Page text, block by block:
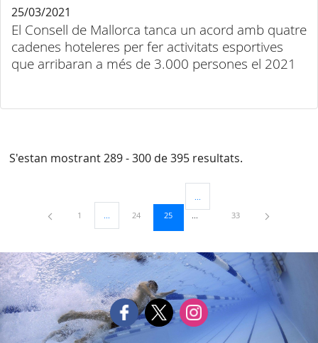
El Consell de Mallorca tanca un acord amb quatre
cadenes hoteleres per fer activitats esportives
que arribaran a més de 3.000 persones el 2021
25/03/2021
S'estan mostrant 289 - 300 de 395 resultats.
Pàgina
1 ...Pàgines intermèdies Utilitzeu TAB per navegar.
Pàgina
24 Pàgina
25
Pàgines intermèdies Utilitzeu
Pàgina
33